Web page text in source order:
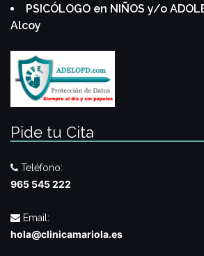
PSICÓLOGO en NIÑOS y/o
Alcoy
Pide tu Cita
Teléfono:
965 545 222
Email:
hola@clinicamariola.es